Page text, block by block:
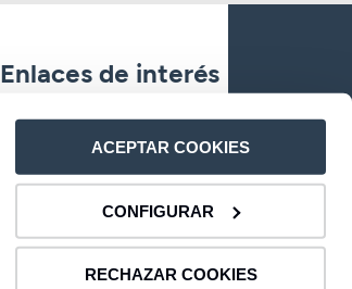
ACEPTAR COOKIES
CONFIGURAR
RECHAZAR COOKIES
Enlaces de interés
Oficinas
Contacto
Atención al Cliente